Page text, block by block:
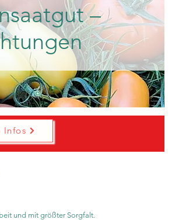
–
Infos
und mit größter Sorgfalt.